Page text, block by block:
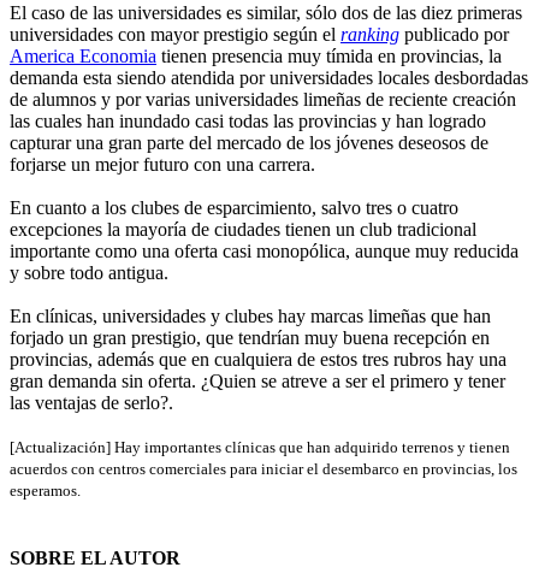
El caso de las universidades es similar, sólo dos de las diez primeras
universidades con mayor prestigio según el ranking publicado por
America Economia tienen presencia muy tímida en provincias, la
demanda esta siendo atendida por universidades locales desbordadas
de alumnos y por varias universidades limeñas de reciente creación
las cuales han inundado casi todas las provincias y han logrado
capturar una gran parte del mercado de los jóvenes deseosos de
forjarse un mejor futuro con una carrera.
En cuanto a los clubes de esparcimiento, salvo tres o cuatro
excepciones la mayoría de ciudades tienen un club tradicional
importante como una oferta casi monopólica, aunque muy reducida
y sobre todo antigua.
En clínicas, universidades y clubes hay marcas limeñas que han
forjado un gran prestigio, que tendrían muy buena recepción en
provincias, además que en cualquiera de estos tres rubros hay una
gran demanda sin oferta. ¿Quien se atreve a ser el primero y tener
las ventajas de serlo?.
[Actualización] Hay importantes clínicas que han adquirido terrenos y tienen
acuerdos con centros comerciales para iniciar el desembarco en provincias, los
esperamos.
SOBRE EL AUTOR